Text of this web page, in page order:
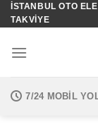
İçeriğe
atla
İSTANBUL OTO
TAKVIYE
7/24 MOBIL